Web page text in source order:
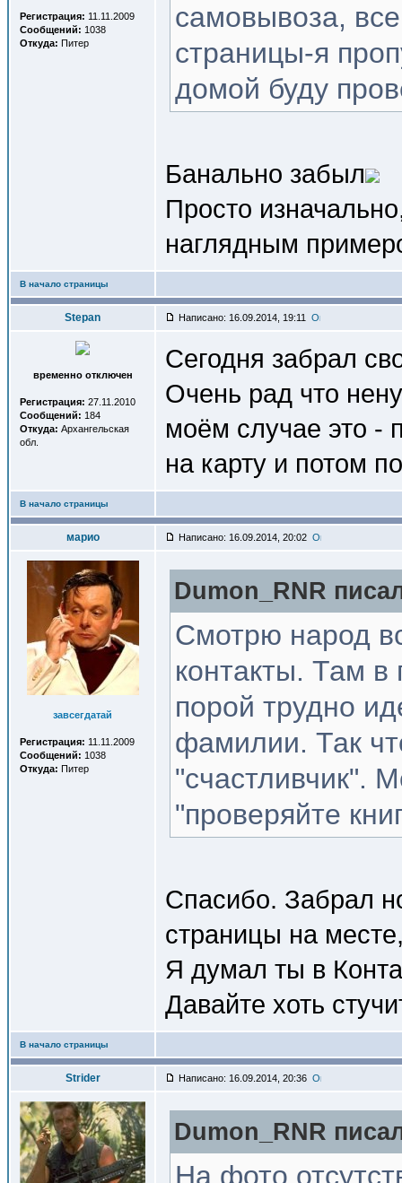
Регистрация: 11.11.2009
Сообщений: 1038
Откуда: Питер
самовывоза,
страницы-я
домой буду
Банально забыл
Просто
наглядным
В начало страницы
Stepan Написано: 16.09.2014, 19:11
временно отключен
Регистрация: 27.11.2010
Сообщений: 184
Откуда: Архангельская
обл.
Сегодня забрал
Очень рад что
моём случае это -
на карту и потом
В начало страницы
марио Написано: 16.09.2014, 20:02
завсегдатай
Регистрация: 11.11.2009
Сообщений: 1038
Откуда: Питер
Dumon_RNR
Смотрю народ
контакты. Там
порой трудно
фамилии. Так
"счастливчик".
"проверяйте
Спасибо. Забрал
страницы на
Я думал ты в
Давайте хоть
В начало страницы
Strider Написано: 16.09.2014, 20:36
Dumon_RNR
На фото